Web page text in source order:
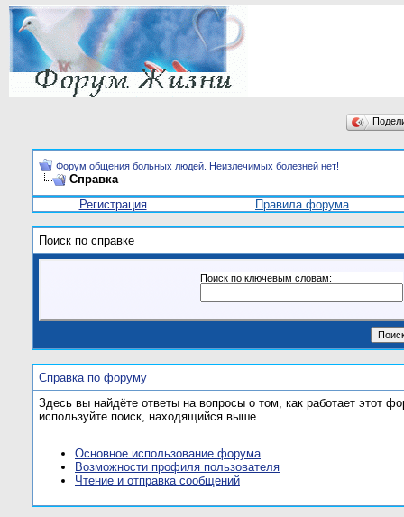
Форум общения больных людей. Неизлечимых болезней нет!
Справка
Регистрация
Правила форума
Поиск по справке
Поиск по ключевым словам:
Справка по форуму
Здесь вы найдёте ответы на вопросы о том, как работает этот
используйте поиск, находящийся выше.
Основное использование форума
Возможности профиля пользователя
Чтение и отправка сообщений